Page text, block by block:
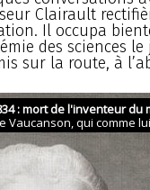
Clairault
Il occupa
des sciences
sur la route, à